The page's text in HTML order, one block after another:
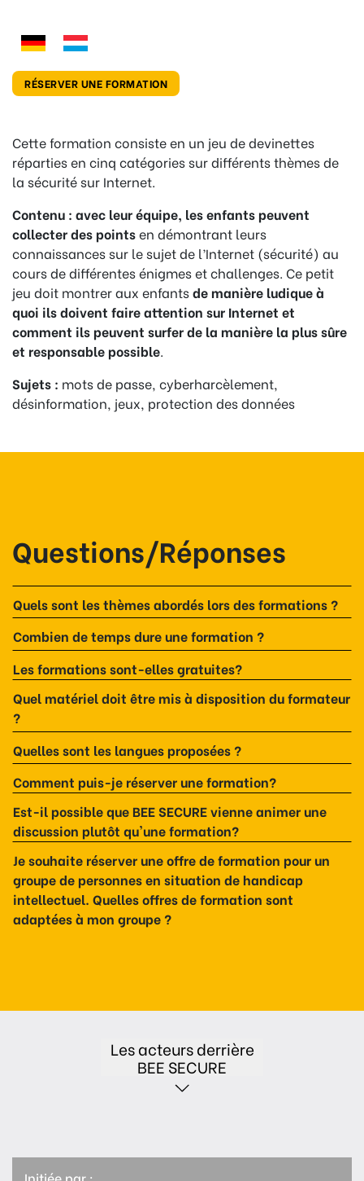
RÉSERVER UNE FORMATION
Cette formation consiste en un jeu de devinettes
réparties en cinq catégories sur différents thèmes de
la sécurité sur Internet.
Contenu : avec leur équipe, les enfants peuvent
collecter des pointsen démontrant leurs
connaissances sur le sujet de l’Internet (sécurité) au
cours de différentes énigmes et challenges. Ce petit
jeu doit montrer aux enfantsde manière ludique à
quoi ils doivent faire attention sur Internet et
comment ils peuvent surfer de la manière la plus sûre
et responsable possible.
Sujets : mots de passe, cyberharcèlement,
désinformation, jeux, protection des données
Questions/Réponses
Quels sont les thèmes abordés lors des formations ?
Combien de temps dure une formation ?
Les formations sont-elles gratuites?
Quel matériel doit être mis à disposition du formateur
?
Quelles sont les langues proposées ?
Comment puis-je réserver une formation?
Est-il possible que BEE SECURE vienne animer une
discussion plutôt qu'une formation?
Je souhaite réserver une offre de formation pour un
groupe de personnes en situation de handicap
intellectuel. Quelles offres de formation sont
adaptées à mon groupe ?
Les acteurs derrière
BEE SECURE